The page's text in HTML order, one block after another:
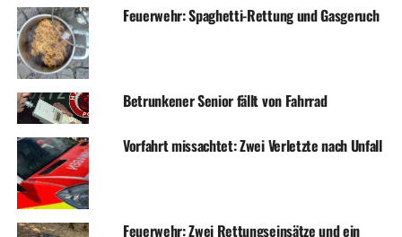
Nach Rücksprache mit den Anrufern und Abgleich der
erhaltenen Informationen, stellte sich heraus, dass es
sich bei dem gemeldeten Szenario tatsächlich um die
vermeintliche Übung der Segelschule handelte. Der
personalintensive Einsatz konnte daraufhin von allen
eingesetzten Einheiten abgebrochen werden.
Nach ca. eineinhalb Stunden rückten dann alle
Rettungskräfte wieder zu ihren Standorten ein.
Feuerwehr: Spaghetti-Rettung und Gasgeruch
Betrunkener Senior fällt von Fahrrad
Vorfahrt missachtet: Zwei Verletzte nach Unfall
Feuerwehr: Zwei Rettungseinsätze und ein